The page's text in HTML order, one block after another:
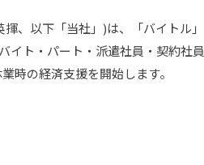
、以下「当社」)は、「バイトル」
イト・パート・派遣社員・契約社員
時の経済支援を開始します。